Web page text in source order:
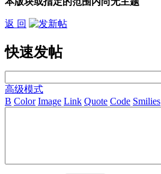
返 回
快速发帖
高级模式
B Color Image Link Quote Code Smilies